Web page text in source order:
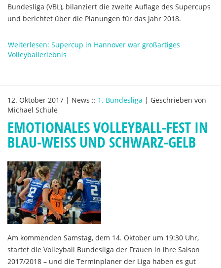
Bundesliga (VBL), bilanziert die zweite Auflage des Supercups
und berichtet über die Planungen für das Jahr 2018.
Weiterlesen: Supercup in Hannover war großartiges
Volleyballerlebnis
12. Oktober 2017 | News :: 1. Bundesliga | Geschrieben von
Michael Schüle
EMOTIONALES VOLLEYBALL-FEST IN
BLAU-WEISS UND SCHWARZ-GELB
Am kommenden Samstag, dem 14. Oktober um 19:30 Uhr,
startet die Volleyball Bundesliga der Frauen in ihre Saison
2017/2018 – und die Terminplaner der Liga haben es gut